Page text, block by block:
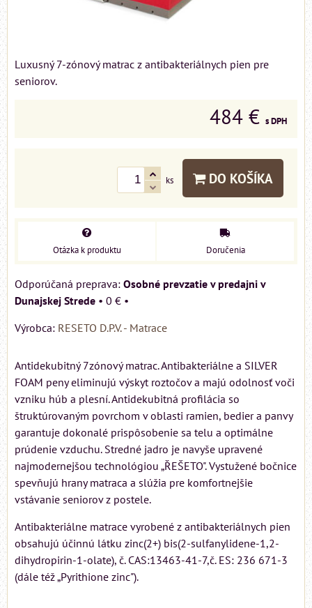
Luxusný 7-zónový matrac z antibakteriálnych pien pre
seniorov.
484 € s DPH
ks DO KOŠÍKA
Otázka k produktu Doručenia
Osobné prevzatie v predajni v
Dunajskej Strede • 0 € •
Výrobca: RESETO D.P.V. - Matrace
Antidekubitný 7zónový matrac. Antibakteriálne a SILVER
FOAM peny eliminujú výskyt roztočov a majú odolnosť voči
vzniku húb a plesní. Antidekubitná profilácia so
štruktúrovaným povrchom v oblasti ramien, bedier a panvy
garantuje dokonalé prispôsobenie sa telu a optimálne
prúdenie vzduchu. Stredné jadro je navyše upravené
najmodernejšou technológiou „ŘEŠETO". Vystužené bočnice
spevňujú hrany matraca a slúžia pre komfortnejšie
vstávanie seniorov z postele.
Antibakteriálne matrace vyrobené z antibakteriálnych pien
obsahujú účinnú látku zinc(2+) bis(2-sulfanylidene-1,2-
dihydropirin-1-olate), č. CAS:13463-41-7,č. ES: 236 671-3
(dále též „Pyrithione zinc").